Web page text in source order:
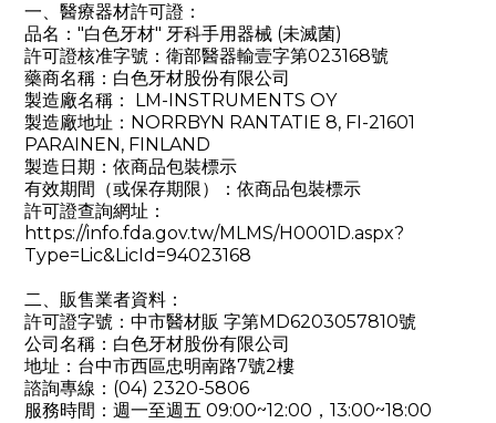
一、醫療器材許可證：
品名："白色牙材" 牙科手用器械 (未滅菌)
許可證核准字號：衛部醫器輸壹字第023168號
藥商名稱：白色牙材股份有限公司
製造廠名稱： LM-INSTRUMENTS OY
製造廠地址：NORRBYN RANTATIE 8, FI-21601
PARAINEN, FINLAND
製造日期：依商品包裝標示
有效期間（或保存期限）：依商品包裝標示
許可證查詢網址：
https://info.fda.gov.tw/MLMS/H0001D.aspx?
Type=Lic&LicId=94023168
二、販售業者資料：
許可證字號： 中市醫材販 字第MD6203057810號
公司名稱：白色牙材股份有限公司
地址：台中市西區忠明南路7號2樓
諮詢專線：(04) 2320-5806
服務時間：週一至週五 09:00~12:00，13:00~18:00